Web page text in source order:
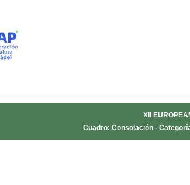
XII
Cuadro: Consolación -